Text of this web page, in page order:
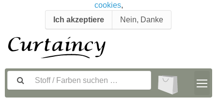
cookies,
Ich akzeptiere
Nein, Danke